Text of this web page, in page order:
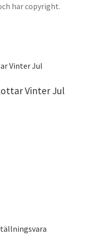
har copyright.
Vinter Jul